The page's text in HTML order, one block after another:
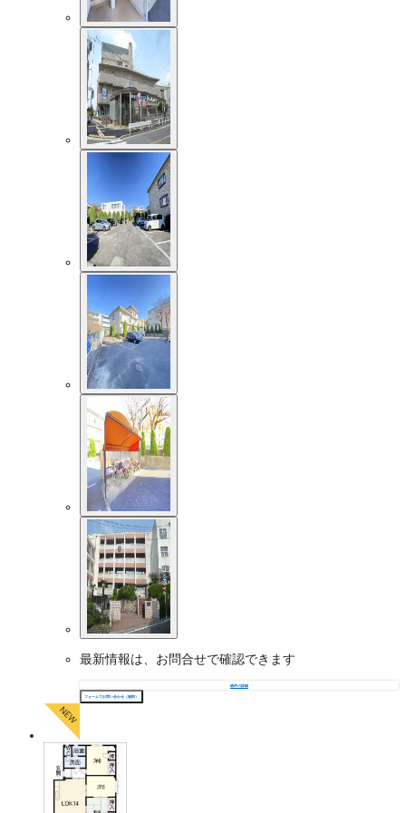
最新情報は、お問合せで確認できます
物件の詳細
フォームでお問い合わせ（無料）